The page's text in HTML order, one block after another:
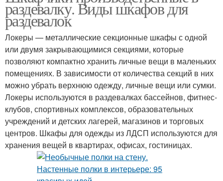
раздевалку. Виды шкафов для
раздевалок
Локеры — металлические секционные шкафы с одной
или двумя закрывающимися секциями, которые
позволяют компактно хранить личные вещи в маленьких
помещениях. В зависимости от количества секций в них
можно убрать верхнюю одежду, личные вещи или сумки.
Локеры используются в раздевалках бассейнов, фитнес-
клубов, спортивных комплексов, образовательных
учреждений и детских лагерей, магазинов и торговых
центров. Шкафы для одежды из ЛДСП используются для
хранения вещей в квартирах, офисах, гостиницах.